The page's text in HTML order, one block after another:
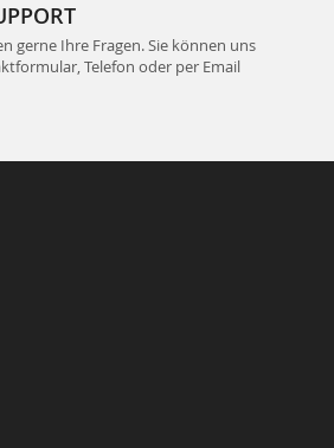
gerne Ihre Fragen. Sie können uns
Telefon oder per Email